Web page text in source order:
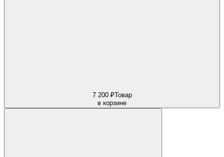
7 200 ₽Товар
в корзине